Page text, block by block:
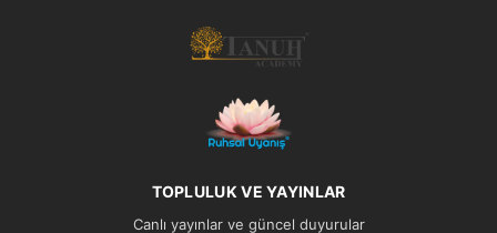
TOPLULUK VE YAYINLAR
Canlı yayınlar ve güncel duyurular